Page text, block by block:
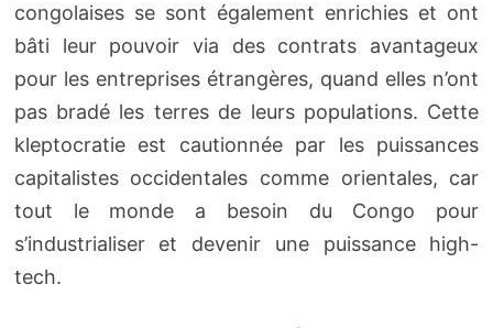
congolaises se sont également enrichies et ont
bâti leur pouvoir via des contrats avantageux
pour les entreprises étrangères, quand elles n’ont
pas bradé les terres de leurs populations. Cette
kleptocratie est cautionnée par les puissances
capitalistes occidentales comme orientales, car
tout le monde a besoin du Congo pour
s’industrialiser et devenir une puissance high-
tech.